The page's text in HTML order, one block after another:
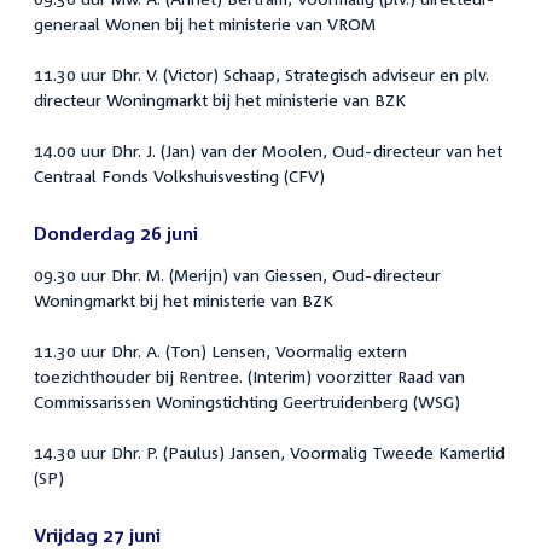
generaal Wonen bij het ministerie van VROM
11.30 uur Dhr. V. (Victor) Schaap, Strategisch adviseur en plv.
directeur Woningmarkt bij het ministerie van BZK
14.00 uur Dhr. J. (Jan) van der Moolen, Oud-directeur van het
Centraal Fonds Volkshuisvesting (CFV)
Donderdag 26 juni
09.30 uur Dhr. M. (Merijn) van Giessen, Oud-directeur
Woningmarkt bij het ministerie van BZK
11.30 uur Dhr. A. (Ton) Lensen, Voormalig extern
toezichthouder bij Rentree. (Interim) voorzitter Raad van
Commissarissen Woningstichting Geertruidenberg (WSG)
14.30 uur Dhr. P. (Paulus) Jansen, Voormalig Tweede Kamerlid
(SP)
Vrijdag 27 juni